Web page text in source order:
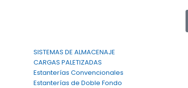
SISTEMAS DE ALMACENAJE
CARGAS PALETIZADAS
Estanterías Convencionales
Estanterías de Doble Fondo